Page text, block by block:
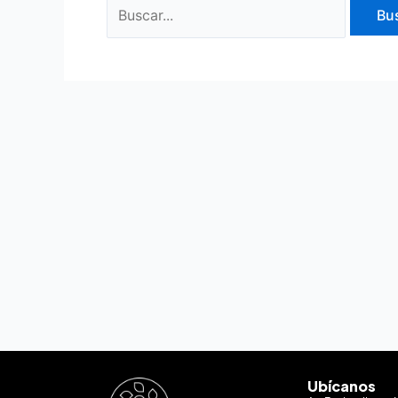
Ubícanos